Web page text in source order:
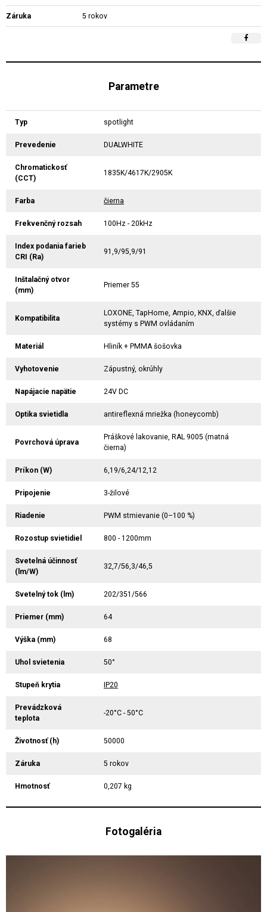
Záruka 5 rokov
Parametre
Typ spotlight
Prevedenie DUALWHITE
Chromatickosť
(CCT)
1835K/4617K/2905K
Farba čierna
Frekvenčný rozsah 100Hz - 20kHz
Index podania farieb
CRI (Ra)
91,9/95,9/91
Inštalačný otvor
(mm)
Priemer 55
Kompatibilita
LOXONE, TapHome, Ampio, KNX, ďalšie
systémy s PWM ovládaním
Materiál Hliník + PMMA šošovka
Vyhotovenie Zápustný, okrúhly
Napájacie napätie 24V DC
Optika svietidla antireflexná mriežka (honeycomb)
Povrchová úprava
Práškové lakovanie, RAL 9005 (matná
čierna)
Príkon (W) 6,19/6,24/12,12
Pripojenie 3-žilové
Riadenie PWM stmievanie (0–100 %)
Rozostup svietidiel 800 - 1200mm
Svetelná účinnosť
(lm/W)
32,7/56,3/46,5
Svetelný tok (lm) 202/351/566
Priemer (mm) 64
Výška (mm) 68
Uhol svietenia 50°
Stupeň krytia IP20
Prevádzková
teplota
-20°C - 50°C
Životnosť (h) 50000
Záruka 5 rokov
Hmotnosť 0,207 kg
Fotogaléria